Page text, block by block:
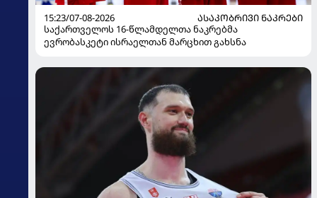
15:23/07-08-2026
ᲐᲡᲐᲙᲝᲑᲠᲘᲕᲘ ᲜᲐᲙᲠᲔᲑᲘ
საქართველოს 16-წლამდელთა ნაკრებმა
ევრობასკეტი ისრაელთან მარცხით გახსნა